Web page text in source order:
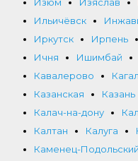
Ильичёвск
Иркутск
Ирпень
Ичня
Ишимбай
Кавалерово
Казанская
Казань
Калач-на-дону
Калтан
Калуга
Каменец-Подольский